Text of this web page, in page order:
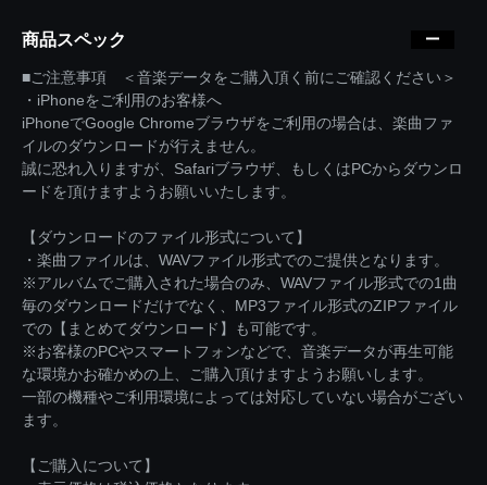
商品スペック
■ご注意事項 ＜音楽データをご購入頂く前にご確認ください＞
・iPhoneをご利用のお客様へ
iPhoneでGoogle Chromeブラウザをご利用の場合は、楽曲ファ
イルのダウンロードが行えません。
誠に恐れ入りますが、Safariブラウザ、もしくはPCからダウンロ
ードを頂けますようお願いいたします。
【ダウンロードのファイル形式について】
・楽曲ファイルは、WAVファイル形式でのご提供となります。
※アルバムでご購入された場合のみ、WAVファイル形式での1曲
毎のダウンロードだけでなく、MP3ファイル形式のZIPファイル
での【まとめてダウンロード】も可能です。
※お客様のPCやスマートフォンなどで、音楽データが再生可能
な環境かお確かめの上、ご購入頂けますようお願いします。
一部の機種やご利用環境によっては対応していない場合がござい
ます。
【ご購入について】